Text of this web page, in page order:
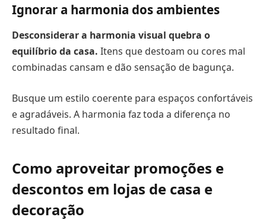
Ignorar a harmonia dos ambientes
Desconsiderar a harmonia visual quebra o
equilíbrio da casa. Itens que destoam ou cores mal
combinadas cansam e dão sensação de bagunça.
Busque um estilo coerente para espaços confortáveis
e agradáveis. A harmonia faz toda a diferença no
resultado final.
Como aproveitar promoções e
descontos em lojas de casa e
decoração